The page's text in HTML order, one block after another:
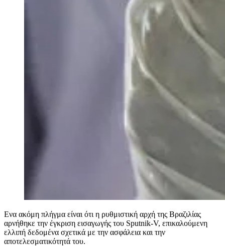
Ενα ακόμη πλήγμα είναι ότι η ρυθμιστική αρχή της Βραζιλίας
αρνήθηκε την έγκριση εισαγωγής του Sputnik-V, επικαλούμενη
ελλιπή δεδομένα σχετικά με την ασφάλεια και την
αποτελεσματικότητά του.